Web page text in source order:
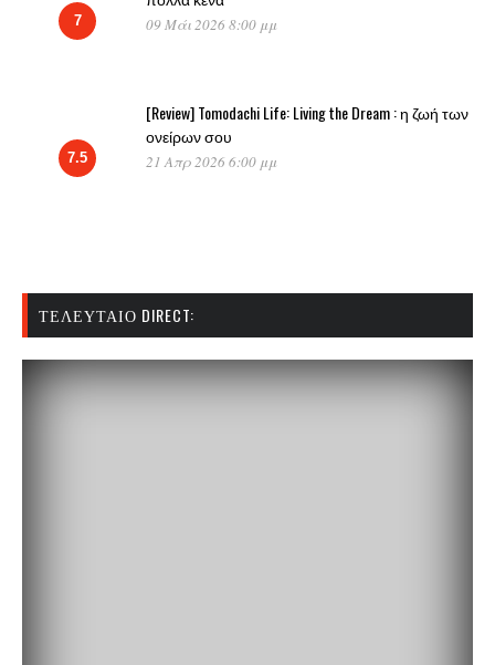
7 09 Μάι 2026 8:00 μμ
7.5
[Review] Tomodachi Life: Living the Dream : η ζωή των
ονείρων σου
21 Απρ 2026 6:00 μμ
ΤΕΛΕΥΤΑΊΟ DIRECT: